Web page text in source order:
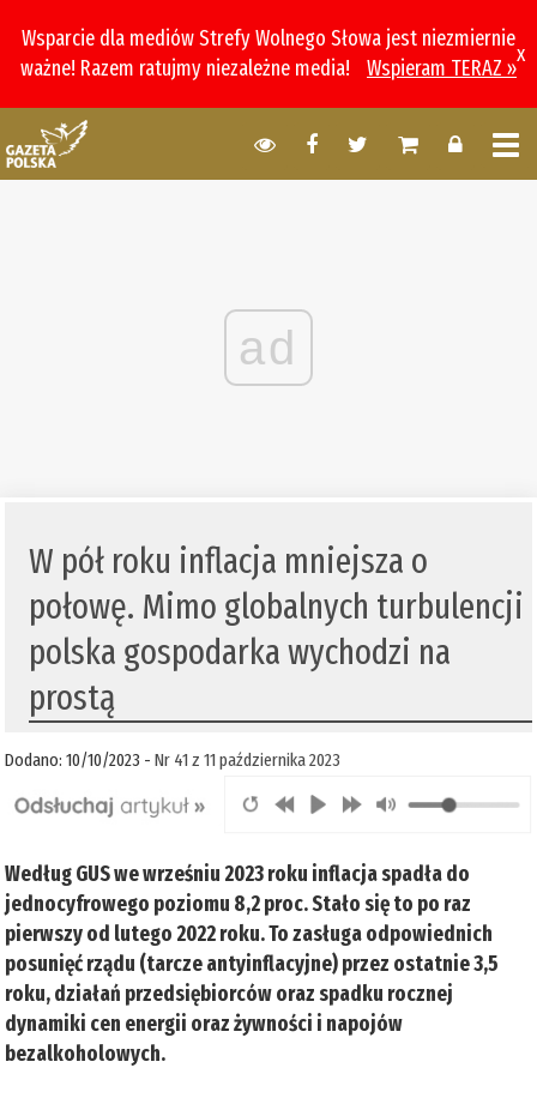
Wsparcie dla mediów Strefy Wolnego Słowa jest niezmiernie
ważne! Razem ratujmy niezależne media!
Wspieram TERAZ »
x
ad
W pół roku inflacja mniejsza o
połowę. Mimo globalnych turbulencji
polska gospodarka wychodzi na
prostą
Dodano: 10/10/2023 -Nr 41 z 11 października 2023
Według GUS we wrześniu 2023 roku inflacja spadła do
jednocyfrowego poziomu 8,2 proc. Stało się to po raz
pierwszy od lutego 2022 roku. To zasługa odpowiednich
posunięć rządu (tarcze antyinflacyjne) przez ostatnie 3,5
roku, działań przedsiębiorców oraz spadku rocznej
dynamiki cen energii oraz żywności i napojów
bezalkoholowych.